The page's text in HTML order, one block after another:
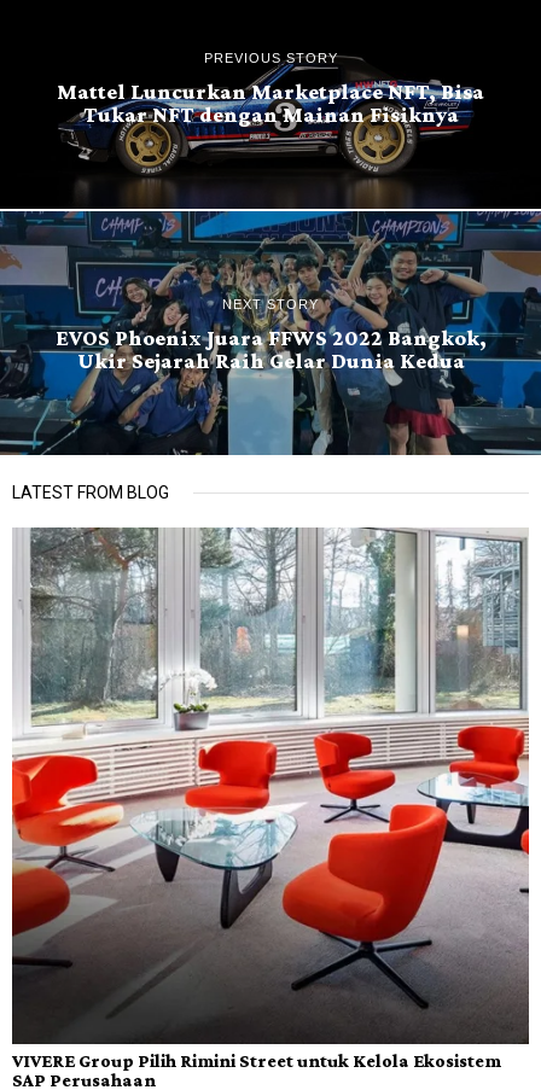
PREVIOUS STORY
Mattel Luncurkan Marketplace NFT, Bisa
Tukar NFT dengan Mainan Fisiknya
NEXT STORY
EVOS Phoenix Juara FFWS 2022 Bangkok,
Ukir Sejarah Raih Gelar Dunia Kedua
LATEST FROM BLOG
VIVERE Group Pilih Rimini Street untuk Kelola Ekosistem
SAP Perusahaan